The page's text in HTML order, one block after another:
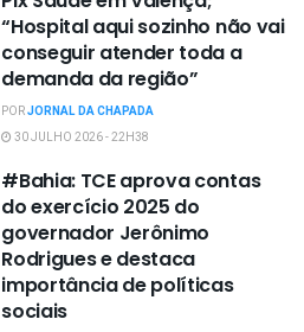
“Hospital aqui sozinho não vai
conseguir atender toda a
demanda da região”
PORJORNAL DA CHAPADA
30 JULHO 2026 - 22H38
#Bahia: TCE aprova contas
do exercício 2025 do
governador Jerônimo
Rodrigues e destaca
importância de políticas
sociais